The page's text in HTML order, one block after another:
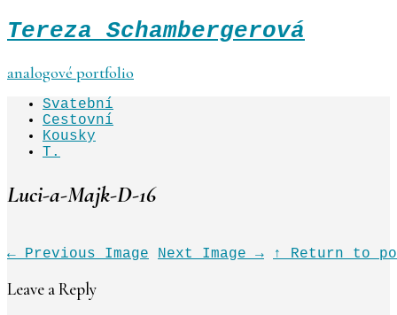
Tereza Schambergerová
analogové portfolio
Svatební
Cestovní
Kousky
T.
Luci-a-Majk-D-16
← Previous Image Next Image → ↑ Return to
Leave a Reply